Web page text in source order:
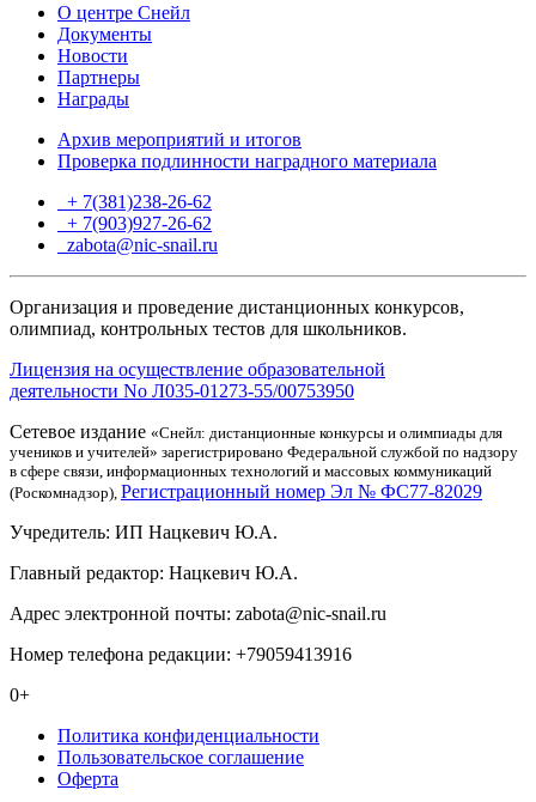
О центре Снейл
Документы
Новости
Партнеры
Награды
Архив мероприятий и итогов
Проверка подлинности наградного материала
+ 7(381)238-26-62
+ 7(903)927-26-62
zabota@nic-snail.ru
Организация и проведение дистанционных конкурсов,
олимпиад, контрольных тестов для школьников.
Лицензия на осуществление образовательной
деятельности No Л035-01273-55/00753950
Сетевое издание «Снейл: дистанционные конкурсы и олимпиады для
учеников и учителей» зарегистрировано Федеральной службой по надзору
в сфере связи, информационных технологий и массовых коммуникаций
(Роскомнадзор), Регистрационный номер Эл № ФС77-82029
Учредитель: ИП Нацкевич Ю.А.
Главный редактор: Нацкевич Ю.А.
Адрес электронной почты: zabota@nic-snail.ru
Номер телефона редакции: +79059413916
0+
Политика конфиденциальности
Пользовательское соглашение
Оферта